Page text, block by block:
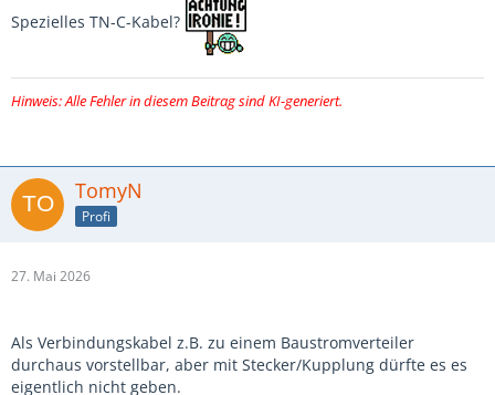
Spezielles TN-C-Kabel?
Hinweis: Alle Fehler in diesem Beitrag sind KI-generiert.
TomyN
Profi
27. Mai 2026
Als Verbindungskabel z.B. zu einem Baustromverteiler
durchaus vorstellbar, aber mit Stecker/Kupplung dürfte es es
eigentlich nicht geben.